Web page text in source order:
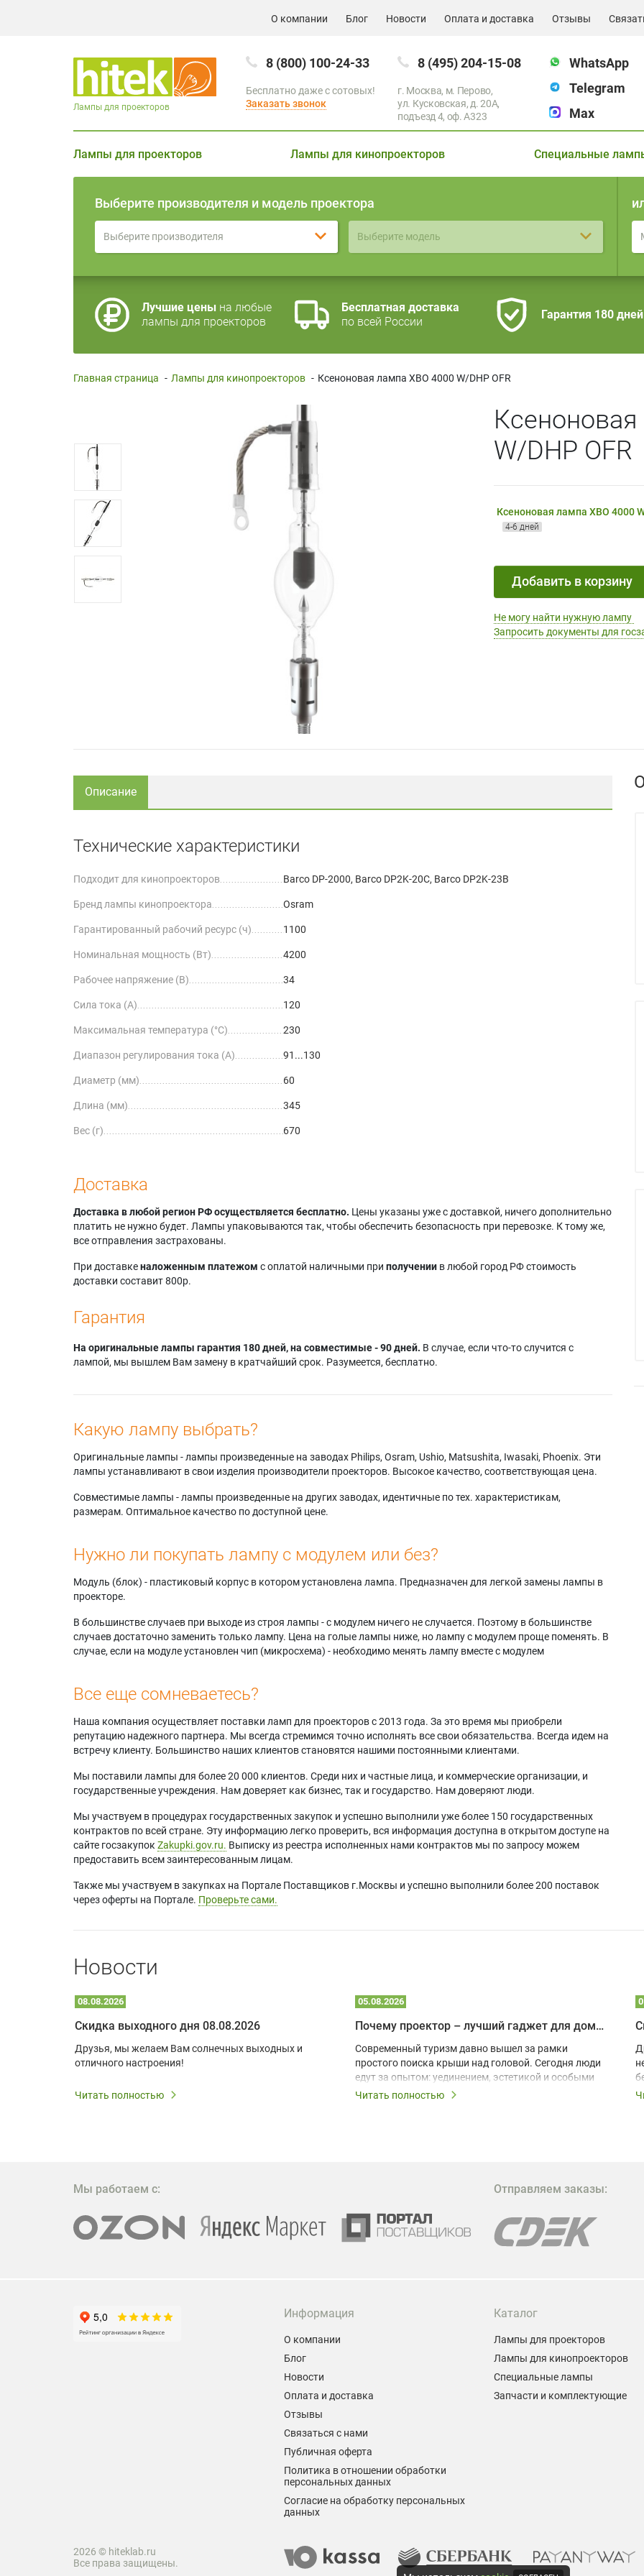
О компании Блог Новости Оплата и доставка Отзывы
8 (800) 100-24-33
Бесплатно даже с сотовых!
Заказать звонок
8 (495) 204-15-08
г. Москва, м. Перово,
ул. Кусковская, д. 20А,
подъезд 4, оф. A323
WhatsApp
Telegram
Max
Лампы для проекторов
Лампы для проекторов Лампы для кинопроекторов Специальные
Выберите производителя и модель проектора
Выберите производителя Выберите модель
Лучшие цены на любые
лампы для проекторов
Бесплатная доставка
по всей России
Гарантия 180 дней
Главная страница - Лампы для кинопроекторов - Ксеноновая лампа XBO 4000 W/DHP OFR
W/DHP OFR
Ксеноновая лампа XBO 4000
4-6 дней
Добавить в корзину
Не могу найти нужную лампу
Запросить документы для
Описание
Технические характеристики
Подходит для кинопроекторов Barco DP-2000, Barco DP2K-20C, Barco DP2K-23B
Бренд лампы кинопроектора Osram
Гарантированный рабочий ресурс (ч) 1100
Номинальная мощность (Вт) 4200
Рабочее напряжение (В) 34
Сила тока (А) 120
Максимальная температура (°C) 230
Диапазон регулирования тока (А) 91...130
Диаметр (мм) 60
Длина (мм) 345
Вес (г) 670
Доставка
Доставка в любой регион РФ осуществляется бесплатно. Цены указаны уже с доставкой, ничего дополнительно
платить не нужно будет. Лампы упаковываются так, чтобы обеспечить безопасность при перевозке. К тому же,
все отправления застрахованы.
При доставкеналоженным платежом с оплатой наличными при получении в любой город РФ стоимость
доставки составит 800р.
Гарантия
На оригинальные лампы гарантия 180 дней, на совместимые - 90 дней. В случае, если что-то случится с
лампой, мы вышлем Вам замену в кратчайший срок. Разумеется, бесплатно.
Какую лампу выбрать?
Оригинальные лампы - лампы произведенные на заводах Philips, Osram, Ushio, Matsushita, Iwasaki, Phoenix. Эти
лампы устанавливают в свои изделия производители проекторов. Высокое качество, соответствующая цена.
Совместимые лампы - лампы произведенные на других заводах, идентичные по тех. характеристикам,
размерам. Оптимальное качество по доступной цене.
Нужно ли покупать лампу с модулем или без?
Модуль (блок) - пластиковый корпус в котором установлена лампа. Предназначен для легкой замены лампы в
проекторе.
В большинстве случаев при выходе из строя лампы - с модулем ничего не случается. Поэтому в большинстве
случаев достаточно заменить только лампу. Цена на голые лампы ниже, но лампу с модулем проще поменять. В
случае, если на модуле установлен чип (микросхема) - необходимо менять лампу вместе с модулем
Все еще сомневаетесь?
Наша компания осуществляет поставки ламп для проекторов с 2013 года. За это время мы приобрели
репутацию надежного партнера. Мы всегда стремимся точно исполнять все свои обязательства. Всегда идем на
встречу клиенту. Большинство наших клиентов становятся нашими постоянными клиентами.
Мы поставили лампы для более 20 000 клиентов. Среди них и частные лица, и коммерческие организации, и
государственные учреждения. Нам доверяет как бизнес, так и государство. Нам доверяют люди.
Мы участвуем в процедурах государственных закупок и успешно выполнили уже более 150 государственных
контрактов по всей стране. Эту информацию легко проверить, вся информация доступна в открытом доступе на
сайте госзакупок Zakupki.gov.ru. Выписку из реестра исполненных нами контрактов мы по запросу можем
предоставить всем заинтересованным лицам.
Также мы участвуем в закупках на Портале Поставщиков г.Москвы и успешно выполнили более 200 поставок
через оферты на Портале. Проверьте сами.
Новости
08.08.2026
Скидка выходного дня 08.08.2026
Друзья, мы желаем Вам солнечных выходных и
отличного настроения!
Читать полностью
05.08.2026
Почему проектор – лучший гаджет для домика в глэмпинге
Современный туризм давно вышел за рамки
простого поиска крыши над головой. Сегодня люди
едут за опытом: уединением, эстетикой и особыми
ощущениями. Владельцы A-frame домов,
эффективных и бюджетных способов стать
проектора.
Читать полностью
Мы работаем с: Отправляем заказы:
Информация
О компании
Блог
Новости
Оплата и доставка
Отзывы
Связаться с нами
Публичная оферта
Политика в отношении обработки
персональных данных
Согласие на обработку персональных
данных
Каталог
Лампы для проекторов
Лампы для кинопроекторов
Специальные лампы
Запчасти и комплектующие
2026 © hiteklab.ru
Все права защищены.